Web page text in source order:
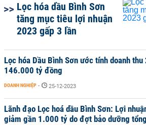
Lọc hóa dầu Bình Sơn
tăng mục tiêu lợi nhuận
2023 gấp 3 lần
Lọc hóa Dầu Bình Sơn ước tính doanh
146.000 tỷ đồng
DOANH NGHIỆP - 25-12-2023
Lãnh đạo Lọc hoá dầu Bình Sơn: Lợi
giảm gần 1.000 tỷ do đợt bảo dưỡng